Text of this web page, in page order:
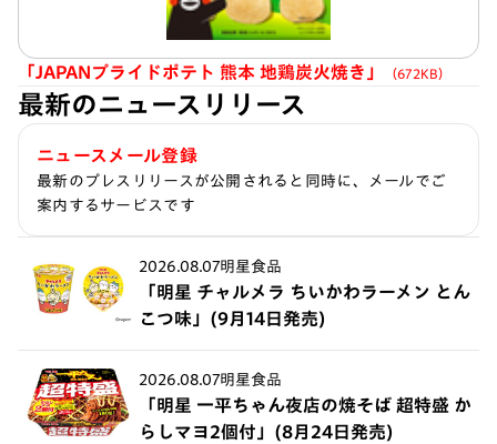
「JAPANプライドポテト 熊本 地鶏炭火焼き」 （672KB）
最新のニュースリリース
ニュースメール登録
最新のプレスリリースが公開されると同時に、メールでご
案内するサービスです
2026.08.07明星食品
「明星 チャルメラ ちいかわラーメン とん
こつ味」(9月14日発売)
2026.08.07明星食品
「明星 一平ちゃん夜店の焼そば 超特盛 か
らしマヨ2個付」(8月24日発売)